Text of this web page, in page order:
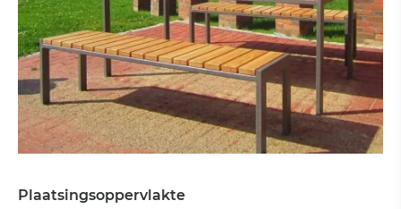
Plaatsingsoppervlakte